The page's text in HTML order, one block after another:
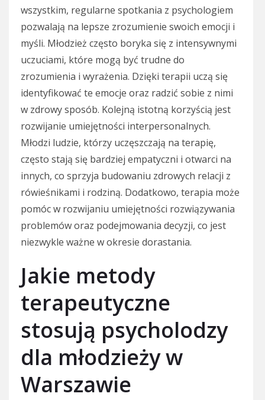
wszystkim, regularne spotkania z psychologiem
pozwalają na lepsze zrozumienie swoich emocji i
myśli. Młodzież często boryka się z intensywnymi
uczuciami, które mogą być trudne do
zrozumienia i wyrażenia. Dzięki terapii uczą się
identyfikować te emocje oraz radzić sobie z nimi
w zdrowy sposób. Kolejną istotną korzyścią jest
rozwijanie umiejętności interpersonalnych.
Młodzi ludzie, którzy uczęszczają na terapię,
często stają się bardziej empatyczni i otwarci na
innych, co sprzyja budowaniu zdrowych relacji z
rówieśnikami i rodziną. Dodatkowo, terapia może
pomóc w rozwijaniu umiejętności rozwiązywania
problemów oraz podejmowania decyzji, co jest
niezwykle ważne w okresie dorastania.
Jakie metody
terapeutyczne
stosują psycholodzy
dla młodzieży w
Warszawie